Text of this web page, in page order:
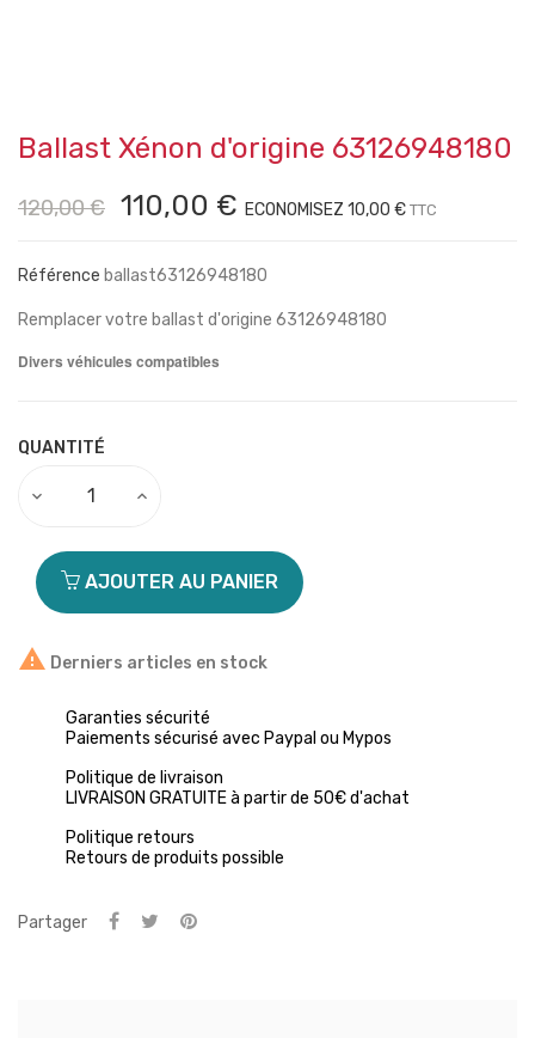
Ballast Xénon d'origine 63126948180
120,00 € 110,00 € ECONOMISEZ 10,00 € TTC
Référence ballast63126948180
Remplacer votre ballast d'origine 63126948180
Divers véhicules compatibles
QUANTITÉ
AJOUTER AU PANIER
 Derniers articles en stock
Garanties sécurité
Paiements sécurisé avec Paypal ou Mypos
Politique de livraison
LIVRAISON GRATUITE à partir de 50€ d'achat
Politique retours
Retours de produits possible
Partager